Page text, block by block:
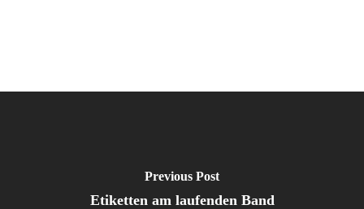
Previous Post
Etiketten am laufenden Band